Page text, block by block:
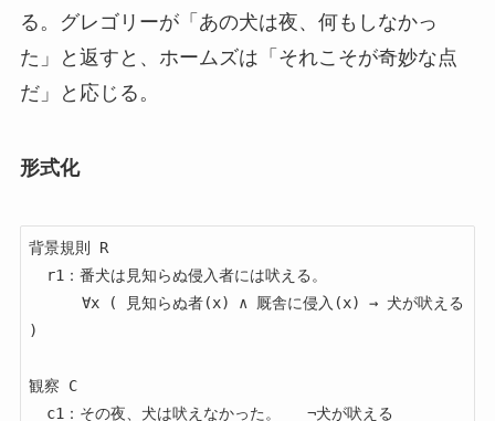
る。グレゴリーが「あの犬は夜、何もしなかっ
た」と返すと、ホームズは「それこそが奇妙な点
だ」と応じる。
形式化
背景規則 R
)
観察 C